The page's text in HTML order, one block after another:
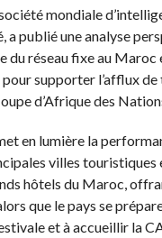
mondiale
a publié une analyse
du réseau fixe au Maroc
supporter l’afflux
d’Afrique des
en lumière la
villes touristiques
hôtels du Maroc,
que le pays se
et à accueillir la